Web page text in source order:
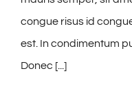
congue risus id
est. In condimentum
Donec [...]